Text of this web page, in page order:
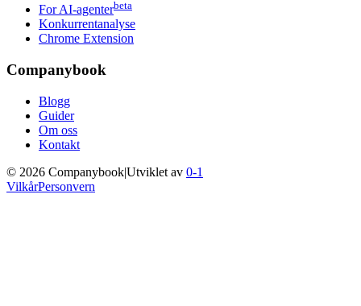
For AI-agenterbeta
Konkurrentanalyse
Chrome Extension
Companybook
Blogg
Guider
Om oss
Kontakt
© 2026 Companybook|Utviklet av 0-1
VilkårPersonvern